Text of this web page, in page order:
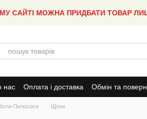
САЙТІ МОЖНА ПРИДБАТИ ТОВАР
нас Оплата і доставка Обмін та
Пилососи Щітки